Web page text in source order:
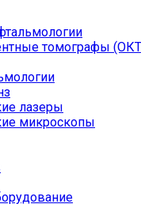
томографы
лазеры
микроскопы